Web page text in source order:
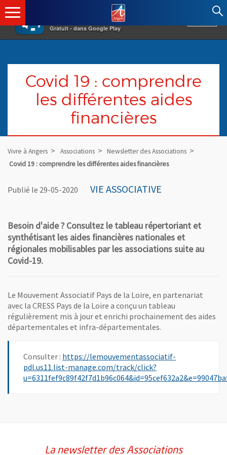
×
Gratuit - dans Google Play
Angers.fr : Retour à l'accueil
Covid 19 : comprendre
les différentes aides
financières
Vivre à Angers Associations
Newsletter des Associations
Covid 19 : comprendre les différentes aides financières
Publié le 29-05-2020 VIE ASSOCIATIVE
Besoin d'aide ? Consultez le tableau répertoriant et
synthétisant les aides financières nationales et
régionales mobilisables par les associations suite au
Covid-19.
Le Mouvement Associatif Pays de la Loire, en partenariat
avec la CRESS Pays de la Loire a conçu un tableau
régulièrement mis à jour et enrichi prochainement des aides
départementales et infra-départementales.
Consulter : https://lemouvementassociatif-
pdl.us11.list-manage.com/track/click?
La newsletter des Associations